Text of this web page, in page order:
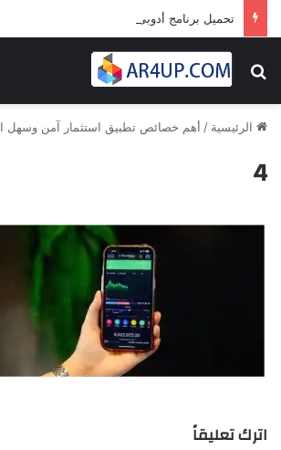
بحث عن
الرئيسية / أهم خصائص تطبيق استثمار آمن وسهل
4
اترك تعليقاً